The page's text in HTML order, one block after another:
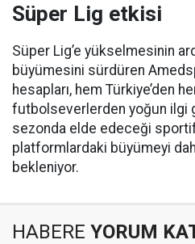
Süper Lig etkisi
Süper Lig’e yükselmesinin
büyümesini sürdüren
hesapları, hem Türkiye’den
futbolseverlerden yoğun ilgi
sezonda elde edeceği sportif
platformlardaki büyümeyi
bekleniyor.
HABERE YORUM